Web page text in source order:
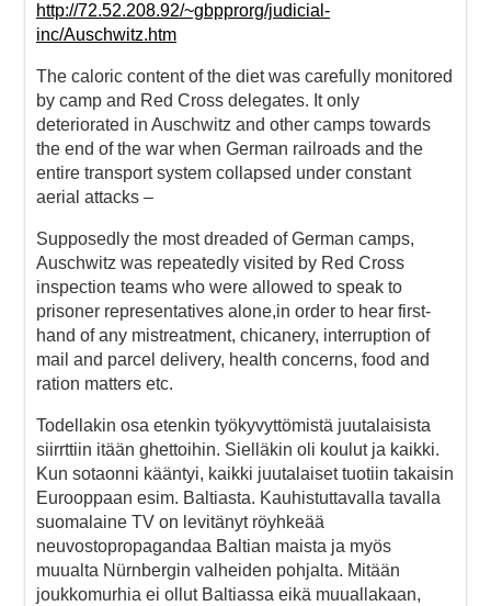
http://72.52.208.92/~gbpprorg/judicial-
inc/Auschwitz.htm
The caloric content of the diet was carefully monitored
by camp and Red Cross delegates. It only
deteriorated in Auschwitz and other camps towards
the end of the war when German railroads and the
entire transport system collapsed under constant
aerial attacks –
Supposedly the most dreaded of German camps,
Auschwitz was repeatedly visited by Red Cross
inspection teams who were allowed to speak to
prisoner representatives alone,in order to hear first-
hand of any mistreatment, chicanery, interruption of
mail and parcel delivery, health concerns, food and
ration matters etc.
Todellakin osa etenkin työkyvyttömistä juutalaisista
siirrttiin itään ghettoihin. Sielläkin oli koulut ja kaikki.
Kun sotaonni kääntyi, kaikki juutalaiset tuotiin takaisin
Eurooppaan esim. Baltiasta. Kauhistuttavalla tavalla
suomalaine TV on levitänyt röyhkeää
neuvostopropagandaa Baltian maista ja myös
muualta Nürnbergin valheiden pohjalta. Mitään
joukkomurhia ei ollut Baltiassa eikä muuallakaan,